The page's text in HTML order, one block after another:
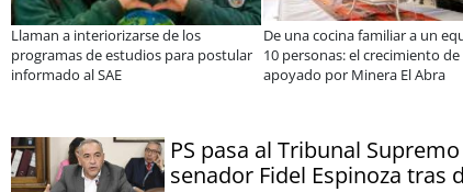
a un equipo de
de Inkillay
El Abra
Claves para comprar
electrodomésticos durante el Black
A dos
consolidar
PS pasa al Tribunal
senador Fidel Espinoza tras